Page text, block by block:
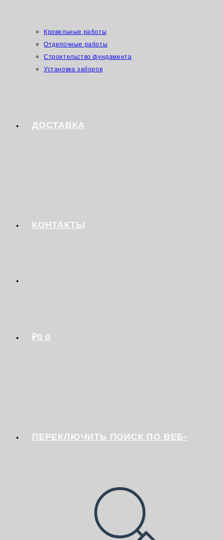
Кровельные работы
Отделочные работы
Строительство фундамента
Установка заборов
ДОСТАВКА
КОНТАКТЫ
₽0 0
ПЕРЕКЛЮЧИТЬ ПОИСК ПО ВЕБ-